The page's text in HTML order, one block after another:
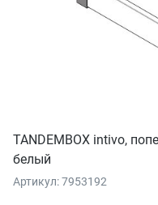
TANDEMBOX intivo,
белый
Артикул: 7953192